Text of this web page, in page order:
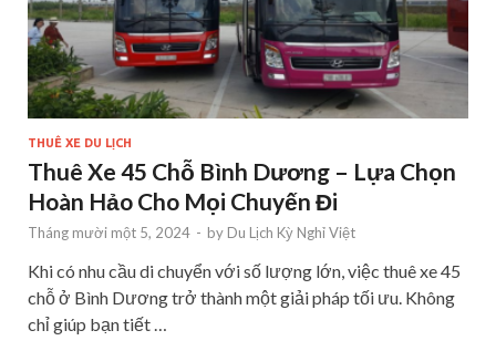
THUÊ XE DU LỊCH
Thuê Xe 45 Chỗ Bình Dương – Lựa Chọn
Hoàn Hảo Cho Mọi Chuyến Đi
Tháng mười một 5, 2024 - by Du Lịch Kỳ Nghỉ Việt
Khi có nhu cầu di chuyển với số lượng lớn, việc thuê xe 45
chỗ ở Bình Dương trở thành một giải pháp tối ưu. Không
chỉ giúp bạn tiết …